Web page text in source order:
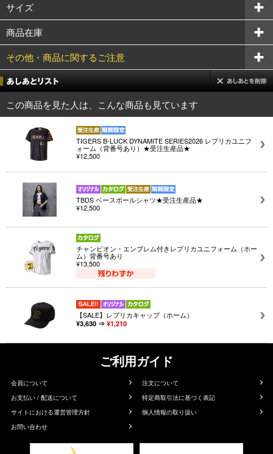
サイズ
商品在庫
その他・商品に関するご注意
この商品を見た人は、こんな商品も見ています
TIGERS B-LUCK DYNAMITE SERIES2026 レプリカユニフ
ォーム（背番号あり）★受注生産品★
¥12,500
TBDS ベースボールシャツ★受注生産品★
¥12,500
チャンピオン・エンブレム付きレプリカユニフォーム（ホー
ム）背番号あり
¥13,500
【SALE】レプリカキャップ（ホーム）
¥3,630 ⇒ ¥1,210
ご利用ガイド
会員について
注文について
お支払い / 配送について
特定商取引法に基づく表記
サイトにおける運営管理方針
個人情報の取り扱い
お問い合わせ